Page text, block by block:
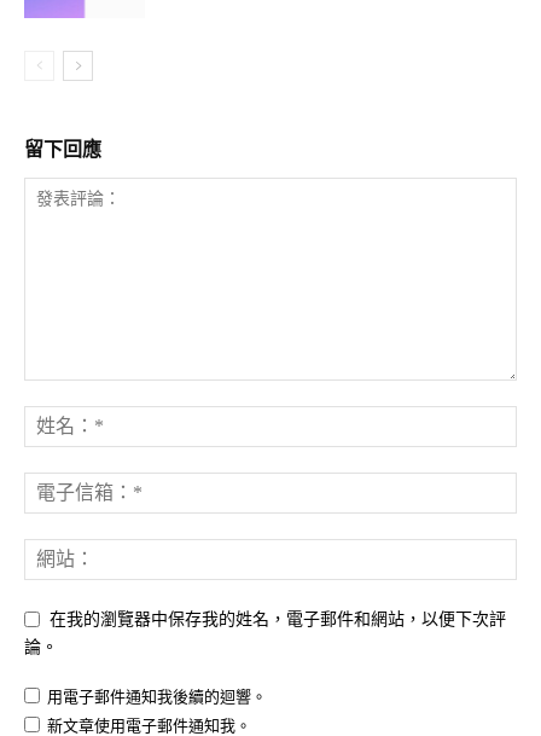
留下回應
在我的瀏覽器中保存我的姓名，電子郵件和網站，以便下次評
論。
用電子郵件通知我後續的迴響。
新文章使用電子郵件通知我。